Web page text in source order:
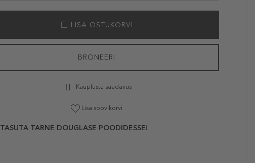
LISA OSTUKORVI
BRONEERI
Kaupluste saadavus
Lisa soovikorvi
TASUTA TARNE DOUGLASE POODIDESSE!